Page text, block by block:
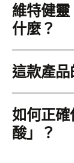
維特健
什麼？
這款產品
如何正
酸」？